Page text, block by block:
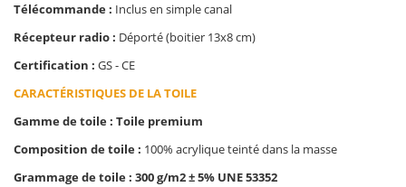
Télécommande : Inclus en simple canal
Récepteur radio : Déporté (boitier 13x8 cm)
Certification : GS - CE
CARACTÉRISTIQUES DE LA TOILE
Gamme de toile : Toile premium
Composition de toile : 100% acrylique teinté dans la masse
Grammage de toile : 300 g/m2 ± 5% UNE 53352